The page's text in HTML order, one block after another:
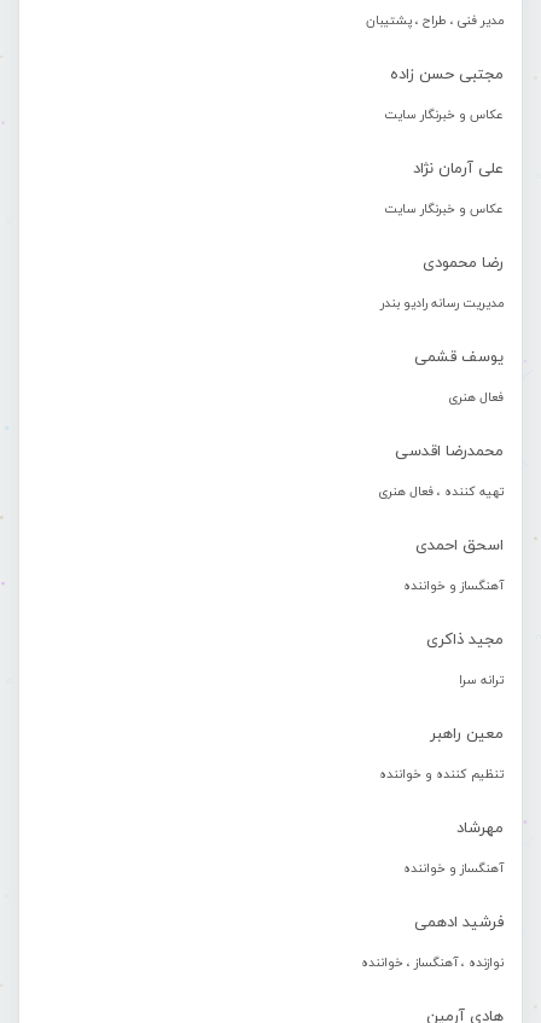
مدیر فنی ، طراح ، پشتیبان
مجتبی حسن زاده
عکاس و خبرنگار سایت
علی آرمان نژاد
عکاس و خبرنگار سایت
رضا محمودی
مدیریت رسانه رادیو بندر
یوسف قشمی
فعال هنری
محمدرضا اقدسی
تهیه کننده ، فعال هنری
اسحق احمدی
آهنگساز و خواننده
مجید ذاکری
ترانه سرا
معین راهبر
تنظیم کننده و خواننده
مهرشاد
آهنگساز و خواننده
فرشید ادهمی
نوازنده ، آهنگساز ، خواننده
هادی آرمین